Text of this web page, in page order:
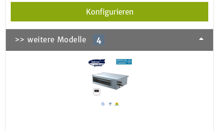
Konfigurieren
>> weitere Modelle 4